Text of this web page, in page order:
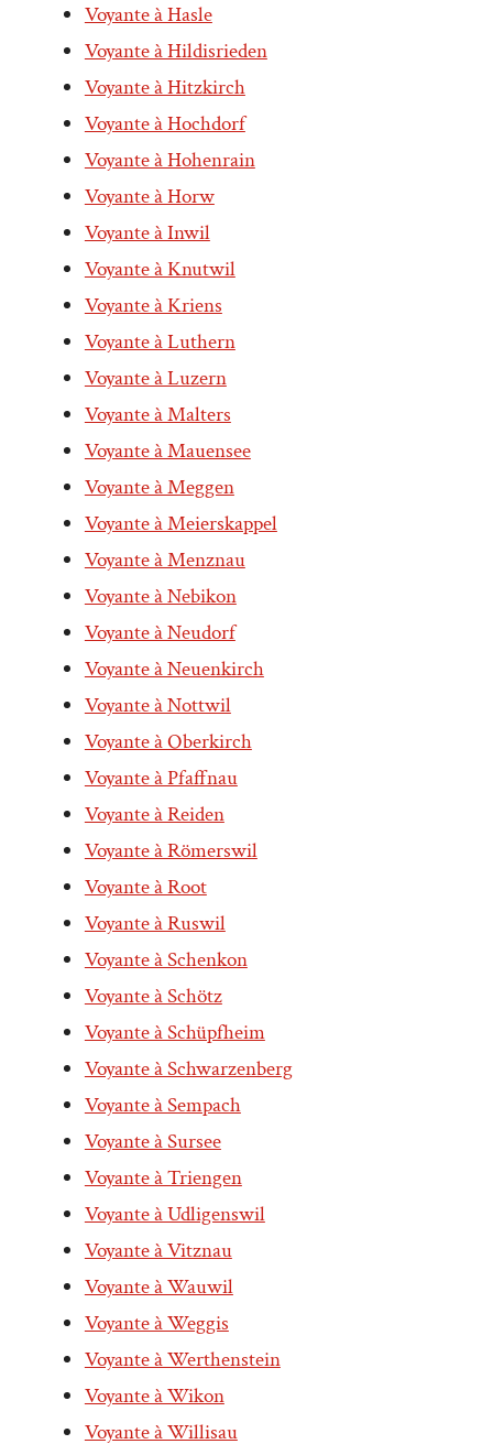
Voyante à Hasle
Voyante à Hildisrieden
Voyante à Hitzkirch
Voyante à Hochdorf
Voyante à Hohenrain
Voyante à Horw
Voyante à Inwil
Voyante à Knutwil
Voyante à Kriens
Voyante à Luthern
Voyante à Luzern
Voyante à Malters
Voyante à Mauensee
Voyante à Meggen
Voyante à Meierskappel
Voyante à Menznau
Voyante à Nebikon
Voyante à Neudorf
Voyante à Neuenkirch
Voyante à Nottwil
Voyante à Oberkirch
Voyante à Pfaffnau
Voyante à Reiden
Voyante à Römerswil
Voyante à Root
Voyante à Ruswil
Voyante à Schenkon
Voyante à Schötz
Voyante à Schüpfheim
Voyante à Schwarzenberg
Voyante à Sempach
Voyante à Sursee
Voyante à Triengen
Voyante à Udligenswil
Voyante à Vitznau
Voyante à Wauwil
Voyante à Weggis
Voyante à Werthenstein
Voyante à Wikon
Voyante à Willisau